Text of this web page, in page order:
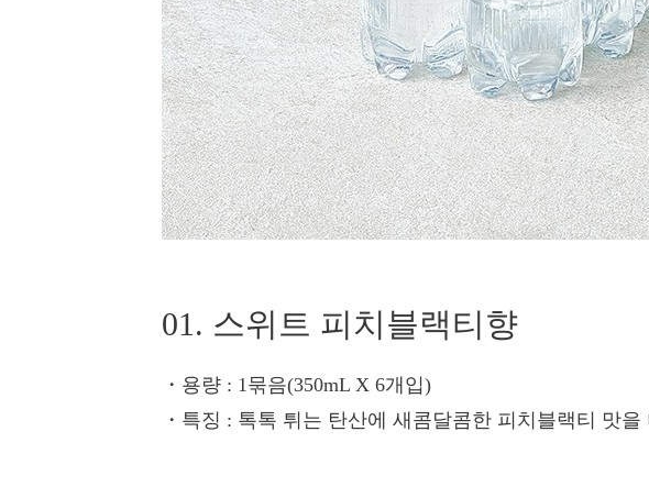
01. 스위트 피치블랙티향
・용량 : 1묶음(350mL X 6개입)
・특징 : 톡톡 튀는 탄산에 새콤달콤한 피치블랙티 맛